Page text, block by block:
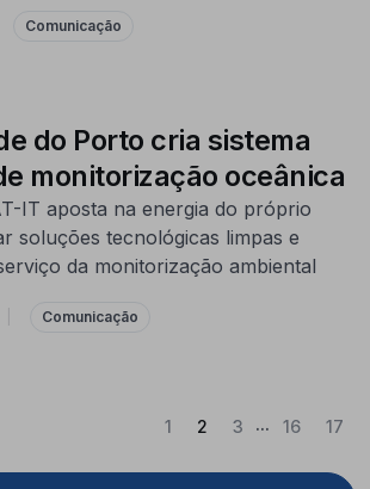
Comunicação
do Porto cria sistema
monitorização oceânica
IT aposta na energia do próprio
soluções tecnológicas limpas e
da monitorização ambiental
Comunicação
1 2 (Atual)
3 ... 16 17